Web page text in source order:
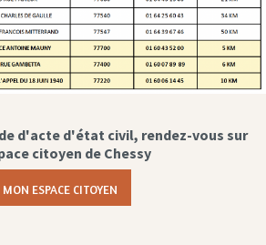
d'acte d'état civil, rendez-vous sur
citoyen de Chessy
MON ESPACE CITOYEN